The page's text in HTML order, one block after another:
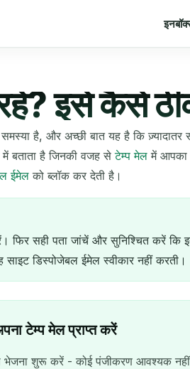
इसे कैसे
है, और अच्छी बात यह है कि
में बताता है जिनकी वजह सेटेम्प मेल में आपका
ईमेलको ब्लॉक कर देती है।
सही पता जांचें और सुनिश्चित करें कि
डिस्पोजेबल ईमेल स्वीकार नहीं करती।
टेम्प मेल प्राप्त करें
शुरू करें - कोई पंजीकरण आवश्यक